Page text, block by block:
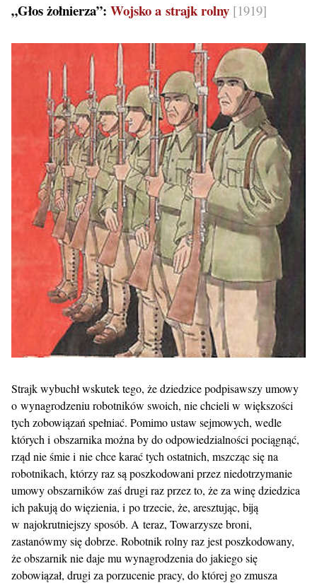
„Głos żołnierza”: Wojsko a strajk rolny [1919]
Strajk wybuchł wskutek tego, że dziedzice podpisawszy umowy
o wynagrodzeniu robotników swoich, nie chcieli w większości
tych zobowiązań spełniać. Pomimo ustaw sejmowych, wedle
których i obszarnika można by do odpowiedzialności pociągnąć,
rząd nie śmie i nie chce karać tych ostatnich, mszcząc się na
robotnikach, którzy raz są poszkodowani przez niedotrzymanie
umowy obszarników zaś drugi raz przez to, że za winę dziedzica
ich pakują do więzienia, i po trzecie, że, aresztując, biją
w najokrutniejszy sposób. A teraz, Towarzysze broni,
zastanówmy się dobrze. Robotnik rolny raz jest poszkodowany,
że obszarnik nie daje mu wynagrodzenia do jakiego się
zobowiązał, drugi za porzucenie pracy, do której go zmusza